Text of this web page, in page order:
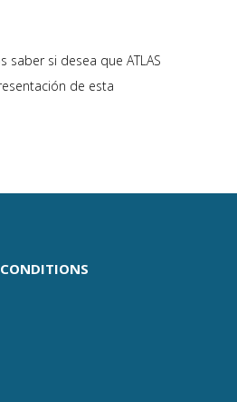
saber si desea que ATLAS
de esta